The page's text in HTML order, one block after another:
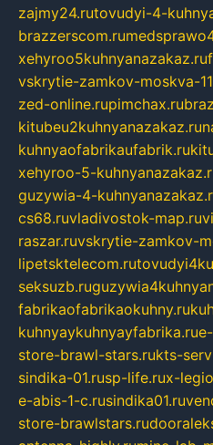
zajmy24.rutovudyi-4-
brazzerscom.ru
xehyroo5kuhnyanazakaz.ru
vskrytie-zamkov-moskva-
zed-online.rupimchax.ru
kitubeu2kuhnyanazakaz.ru
kuhnyaofabrikaufabrik.ru
xehyroo-5-
guzywia-4-
cs68.ruvladivostok-map.ru
raszar.ruvskrytie-zamkov-
lipetsktelecom.ru
seksuzb.ru
fabrikaofabrikaokuhny.ru
kuhnyaykuhnyayfabrika.ru
store-brawl-stars.rukts-
sindika-01.rusp-life.rux-
e-abis-1-c.rusindika01.ru
store-brawlstars.ru